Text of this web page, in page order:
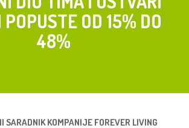
OD 15% DO
48%
SARADNIK KOMPANIJE FOREVER LIVING